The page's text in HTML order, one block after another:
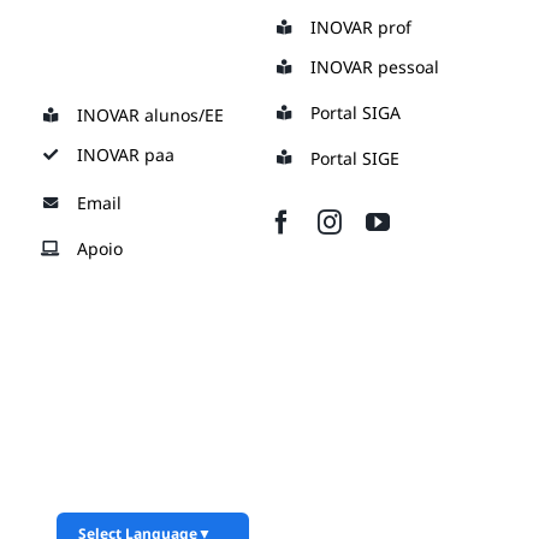
content
INOVAR prof
INOVAR pessoal
INOVAR alunos/EE
INOVAR paa
Portal SIGA
Portal SIGE
Email
Apoio
Select Language▼